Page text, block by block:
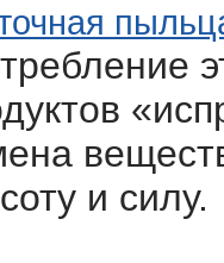
и силу.